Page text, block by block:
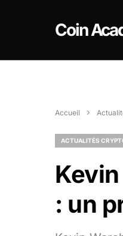
Coin
Accueil
ACTUALITÉS
: un